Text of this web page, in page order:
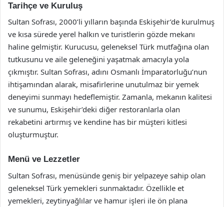
Tarihçe ve Kuruluş
Sultan Sofrası, 2000’li yılların başında Eskişehir’de kurulmuş
ve kısa sürede yerel halkın ve turistlerin gözde mekanı
haline gelmiştir. Kurucusu, geleneksel Türk mutfağına olan
tutkusunu ve aile geleneğini yaşatmak amacıyla yola
çıkmıştır. Sultan Sofrası, adını Osmanlı İmparatorluğu’nun
ihtişamından alarak, misafirlerine unutulmaz bir yemek
deneyimi sunmayı hedeflemiştir. Zamanla, mekanın kalitesi
ve sunumu, Eskişehir’deki diğer restoranlarla olan
rekabetini artırmış ve kendine has bir müşteri kitlesi
oluşturmuştur.
Menü ve Lezzetler
Sultan Sofrası, menüsünde geniş bir yelpazeye sahip olan
geleneksel Türk yemekleri sunmaktadır. Özellikle et
yemekleri, zeytinyağlılar ve hamur işleri ile ön plana